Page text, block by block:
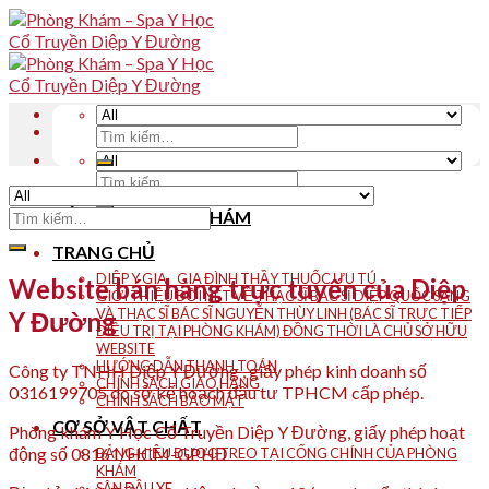
Skip
to
content
Tìm
NỘI QUY PHÒNG KHÁM
TRANG CHỦ
DIỆP Y GIA _ GIA ĐÌNH THẦY THUỐC ƯU TÚ
GIỚI THIỆU ĐÔI NÉT VỀ THẠC SĨ BÁC SĨ DIỆP QUỐC SANG
VÀ THẠC SĨ BÁC SĨ NGUYỄN THÙY LINH (BÁC SĨ TRỰC TIẾP
ĐIỀU TRỊ TẠI PHÒNG KHÁM) ĐỒNG THỜI LÀ CHỦ SỞ HỮU
WEBSITE
HƯỚNG DẪN THANH TOÁN
CHÍNH SÁCH GIAO HÀNG
CHÍNH SÁCH BẢO MẬT
CƠ SỞ VẬT CHẤT
BẢNG HIỆU ĐƯỢC TREO TẠI CỔNG CHÍNH CỦA PHÒNG
KHÁM
Tìm
kiếm:
Tìm
kiếm:
Website bán hàng trực tuyến của Diệp
Y Đường
Công ty TNHH Diệp Y Đường , giấy phép kinh doanh số
0316199705 do sở kế hoạch đầu tư TPHCM cấp phép.
Phòng khám Y Học Cổ Truyền Diệp Y Đường, giấy phép hoạt
động số 08161/HCM-GPHĐ